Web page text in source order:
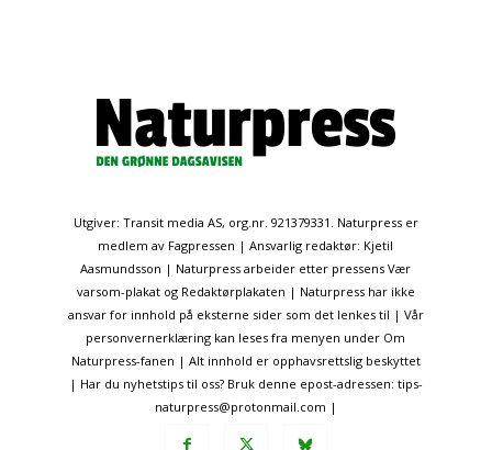
Utgiver: Transit media AS, org.nr. 921379331. Naturpress er
medlem av Fagpressen | Ansvarlig redaktør: Kjetil
Aasmundsson | Naturpress arbeider etter pressens Vær
varsom-plakat og Redaktørplakaten | Naturpress har ikke
ansvar for innhold på eksterne sider som det lenkes til | Vår
personvernerklæring kan leses fra menyen under Om
Naturpress-fanen | Alt innhold er opphavsrettslig beskyttet
| Har du nyhetstips til oss? Bruk denne epost-adressen: tips-
naturpress@protonmail.com |